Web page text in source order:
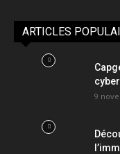
ARTICLES
9